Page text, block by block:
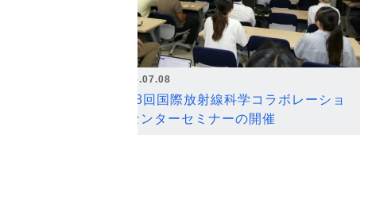
2026.07.08
第18回国際放射線科学コラボレーショ
ンセンターセミナーの開催